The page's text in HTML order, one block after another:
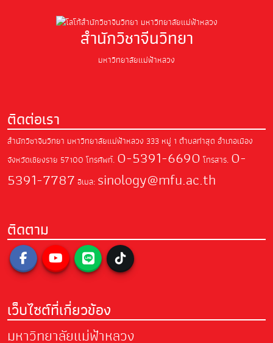
สำนักวิชาจีนวิทยา
มหาวิทยาลัยแม่ฟ้าหลวง
ติดต่อเรา
สำนักวิชาจีนวิทยา มหาวิทยาลัยแม่ฟ้าหลวง 333 หมู่ 1 ตำบลท่าสุด อำเภอเมือง
จังหวัดเชียงราย 57100 โทรศัพท์. 0-5391-6690 โทรสาร. 0-
5391-7787 อีเมล: sinology@mfu.ac.th
ติดตาม
เว็บไซต์ที่เกี่ยวข้อง
มหาวิทยาลัยแม่ฟ้าหลวง